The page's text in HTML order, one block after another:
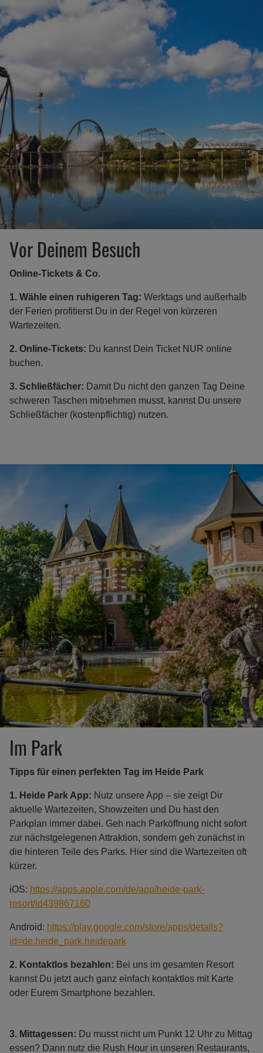
Vor Deinem Besuch
Online-Tickets & Co.
1. Wähle einen ruhigeren Tag: Werktags und außerhalb
der Ferien profitierst Du in der Regel von kürzeren
Wartezeiten.
2. Online-Tickets: Du kannst Dein Ticket NUR online
buchen.
3. Schließfächer: Damit Du nicht den ganzen Tag Deine
schweren Taschen mitnehmen musst, kannst Du unsere
Schließfächer (kostenpflichtig) nutzen.
Im Park
Tipps für einen perfekten Tag im Heide Park
1. Heide Park App: Nutz unsere App – sie zeigt Dir
aktuelle Wartezeiten, Showzeiten und Du hast den
Parkplan immer dabei. Geh nach Parköffnung nicht sofort
zur nächstgelegenen Attraktion, sondern geh zunächst in
die hinteren Teile des Parks. Hier sind die Wartezeiten oft
kürzer.
iOS: https://apps.apple.com/de/app/heide-park-
resort/id439867160
Android: https://play.google.com/store/apps/details?
id=de.heide_park.heidepark
2. Kontaktlos bezahlen: Bei uns im gesamten Resort
kannst Du jetzt auch ganz einfach kontaktlos mit Karte
oder Eurem Smartphone bezahlen.
3. Mittagessen: Du musst nicht um Punkt 12 Uhr zu Mittag
essen? Dann nutz die Rush Hour in unseren Restaurants,